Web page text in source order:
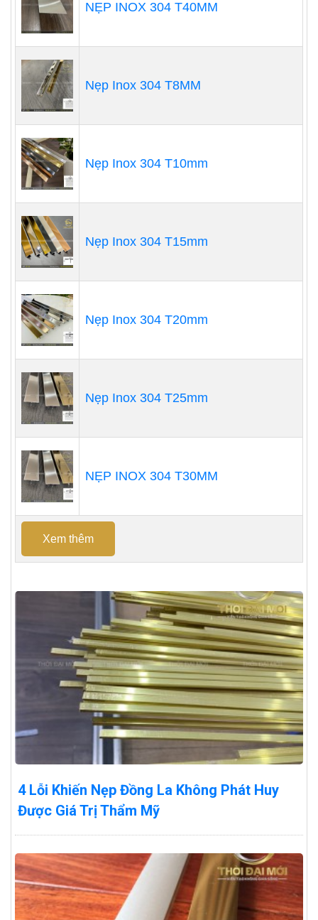
NẸP INOX 304 T40MM
Nẹp Inox 304 T8MM
Nẹp Inox 304 T10mm
Nẹp Inox 304 T15mm
Nẹp Inox 304 T20mm
Nẹp Inox 304 T25mm
NẸP INOX 304 T30MM
Xem thêm
4 Lỗi Khiến Nẹp Đồng La Không Phát Huy
Được Giá Trị Thẩm Mỹ